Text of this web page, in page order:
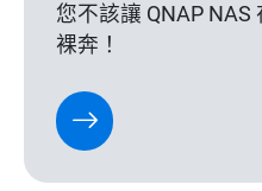
您不該讓 QNAP
裸奔！